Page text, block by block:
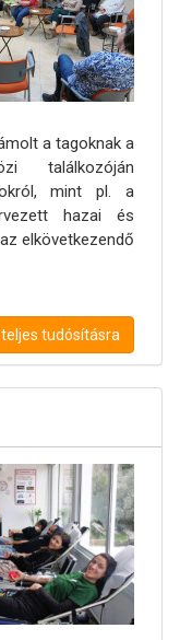
a tagoknak a
találkozóján
mint pl. a
hazai és
elkövetkezendő
tudósításra